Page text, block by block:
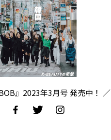
』2023年3月号 発売中！ ／